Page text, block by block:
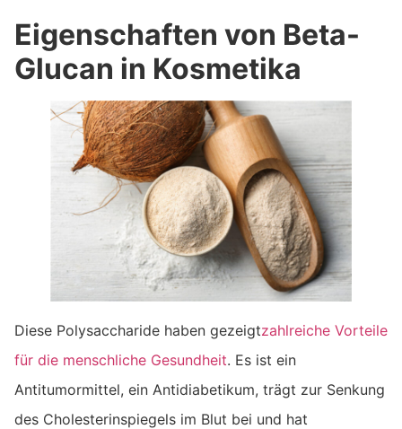
Eigenschaften von Beta-
Glucan in Kosmetika
Diese Polysaccharide haben gezeigtzahlreiche Vorteile
für die menschliche Gesundheit. Es ist ein
Antitumormittel, ein Antidiabetikum, trägt zur Senkung
des Cholesterinspiegels im Blut bei und hat